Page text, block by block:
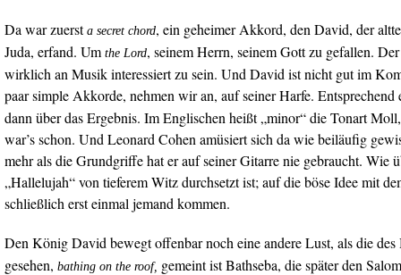
Da war zuersta secret chord, ein geheimer Akkord, den David, der
Juda, erfand. Um the Lord, seinem Herrn, seinem Gott zu gefallen.
wirklich an Musik interessiert zu sein. Und David ist nicht gut im
paar simple Akkorde, nehmen wir an, auf seiner Harfe. Entsprechend
dann über das Ergebnis. Im Englischen heißt „minor“ die Tonart
war’s schon. Und Leonard Cohen amüsiert sich da wie beiläufig
mehr als die Grundgriffe hat er auf seiner Gitarre nie gebraucht. Wie
„Hallelujah“ von tieferem Witz durchsetzt ist; auf die böse Idee mit
schließlich erst einmal jemand kommen.
Den König David bewegt offenbar noch eine andere Lust, als die
gesehen, bathing on the roof, gemeint ist Bathseba, die später den